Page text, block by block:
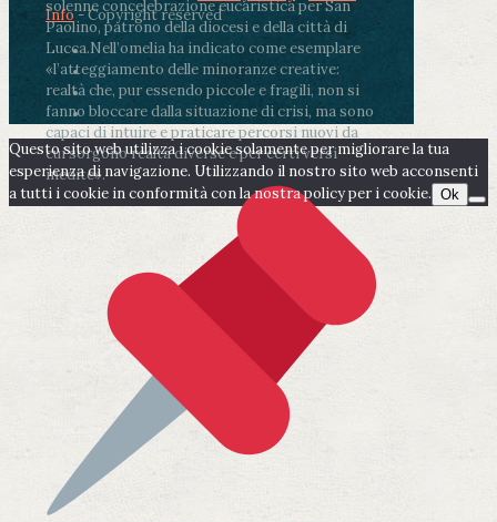
solenne concelebrazione eucaristica per San
Paolino, patrono della diocesi e della città di
Lucca.Nell’omelia ha indicato come esemplare
«l’atteggiamento delle minoranze creative:
realtà che, pur essendo piccole e fragili, non si
fanno bloccare dalla situazione di crisi, ma sono
capaci di intuire e praticare percorsi nuovi da
cui sorgono realtà diverse e per certi versi
inedite».
Info- Copyright reserved
Questo sito web utilizza i cookie solamente per migliorare la tua
esperienza di navigazione. Utilizzando il nostro sito web acconsenti
a tutti i cookie in conformità con la nostra policy per i cookie. Ok